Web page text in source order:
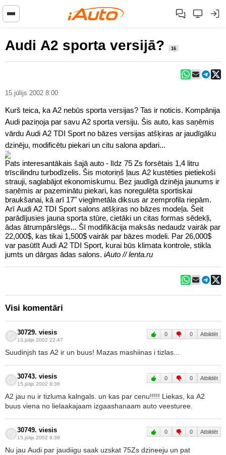
Audi A2 sporta versijā? 16
15.jūlijs 2002 8:00
Kurš teica, ka A2 nebūs sporta versijas? Tas ir noticis. Kompānija
Audi paziņoja par savu A2 sporta versiju. Šis auto, kas saņēmis
vārdu Audi A2 TDI Sport no bāzes versijas atšķiras ar jaudīgāku
dzinēju, modificētu piekari un citu salona apdari...
Pats interesantākais šajā auto - līdz 75 Zs forsētais 1,4 litru
trīscilindru turbodīzelis. Šis motoriņš ļaus A2 kustēties pietiekoši
strauji, saglabājot ekonomiskumu. Bez jaudīgā dzinēja jaunums ir
saņēmis ar pazeminātu piekari, kas noregulēta sportiskai
braukšanai, kā arī 17" vieglmetāla diksus ar zemprofila riepām.
Arī Audi A2 TDI Sport salons atšķiras no bāzes modeļa. Šeit
parādījusies jauna sporta stūre, cietāki un citas formas sēdekļi,
ādas ātrumpārslēgs... Šī modifikācija maksās nedaudz vairāk par
22,000$, kas tikai 1,500$ vairāk par bāzes modeli. Par 26,000$
var pasūtīt Audi A2 TDI Sport, kurai būs klimata kontrole, stikla
jumts un dārgas ādas salons. iAuto // lenta.ru
Visi komentāri
30729. viesis
13.jūlijs 2002 22:47
0 0 Atbildēt
Suudinjsh tas A2 ir un buus! Mazas mashiinas i tizlas...
30743. viesis
15.jūlijs 2002 8:36
0 0 Atbildēt
A2 jau nu ir tizluma kalngals. un kas par cenu!!!!! Liekas, ka A2
buus viena no lielaakajaam izgaashanaam auto veesturee.
30749. viesis
15.jūlijs 2002 9:39
0 0 Atbildēt
Nu jau Audi par jaudiigu saak uzskat 75Zs dzineeju un pat